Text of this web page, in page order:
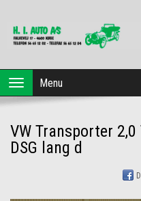
Forside
Dansk Erhvervsleasing
Toggle
navigation
Menu
VW Transporter
DSG lang d